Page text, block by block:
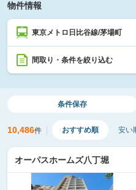
物件情報
東京メトロ日比谷線/茅場町
間取り・条件を絞り込む
条件保存
10,486件 おすすめ順 安い
オーパスホームズ八丁堀